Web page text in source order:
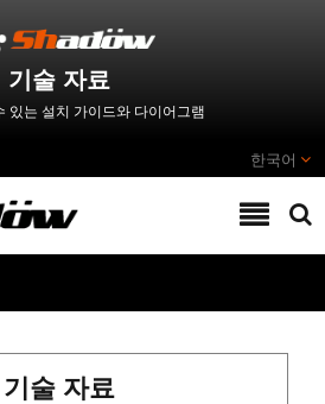
기술 자료
있는 설치 가이드와 다이어그램
한국어
기술 자료